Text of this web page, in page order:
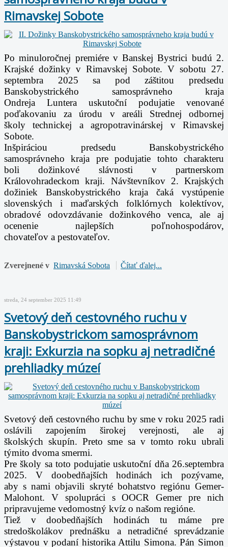
Rimavskej Sobote
Po minuloročnej premiére v Banskej Bystrici budú 2.
Krajské dožinky v Rimavskej Sobote. V sobotu 27.
septembra 2025 sa pod záštitou predsedu
Banskobystrického samosprávneho kraja
Ondreja Luntera uskutoční podujatie venované
poďakovaniu za úrodu v areáli Strednej odbornej
školytechnickej a agropotravinárskej v Rimavskej
Sobote.
Inšpiráciou predsedu Banskobystrického
samosprávneho kraja pre podujatie tohto charakteru
bolidožinkové slávnosti v partnerskom
Královohradeckom kraji. Návštevníkov 2. Krajských
dožiniekBanskobystrického kraja čaká vystúpenie
slovenských i maďarských folklórnych kolektívov,
obradové odovzdávanie dožinkového venca, ale aj
ocenenie najlepších poľnohospodárov,
chovateľov a pestovateľov.
Zverejnené v Rimavská Sobota Čítať ďalej...
streda, 24 september 2025 11:49
Svetový deň cestovného ruchu v
Banskobystrickom samosprávnom
kraji: Exkurzia na sopku aj netradičné
prehliadky múzeí
Svetový deň cestovného ruchu by sme v roku 2025 radi
oslávili zapojením širokej verejnosti, ale aj
školských skupín. Preto sme sa v tomto roku ubrali
týmito dvoma smermi.
Pre školy sa toto podujatie uskutoční dňa 26.septembra
2025. V doobedňajších hodinách ich pozývame,
aby s nami objavili skryté bohatstvo regiónu Gemer-
Malohont. V spolupráci s OOCR Gemer pre nich
pripravujeme vedomostný kvíz o našom regióne.
Tiež v doobedňajších hodinách tu máme pre
stredoškolákov prednášku a netradičné sprevádzanie
výstavou v podaní historika Attilu Simona. Pán Simon